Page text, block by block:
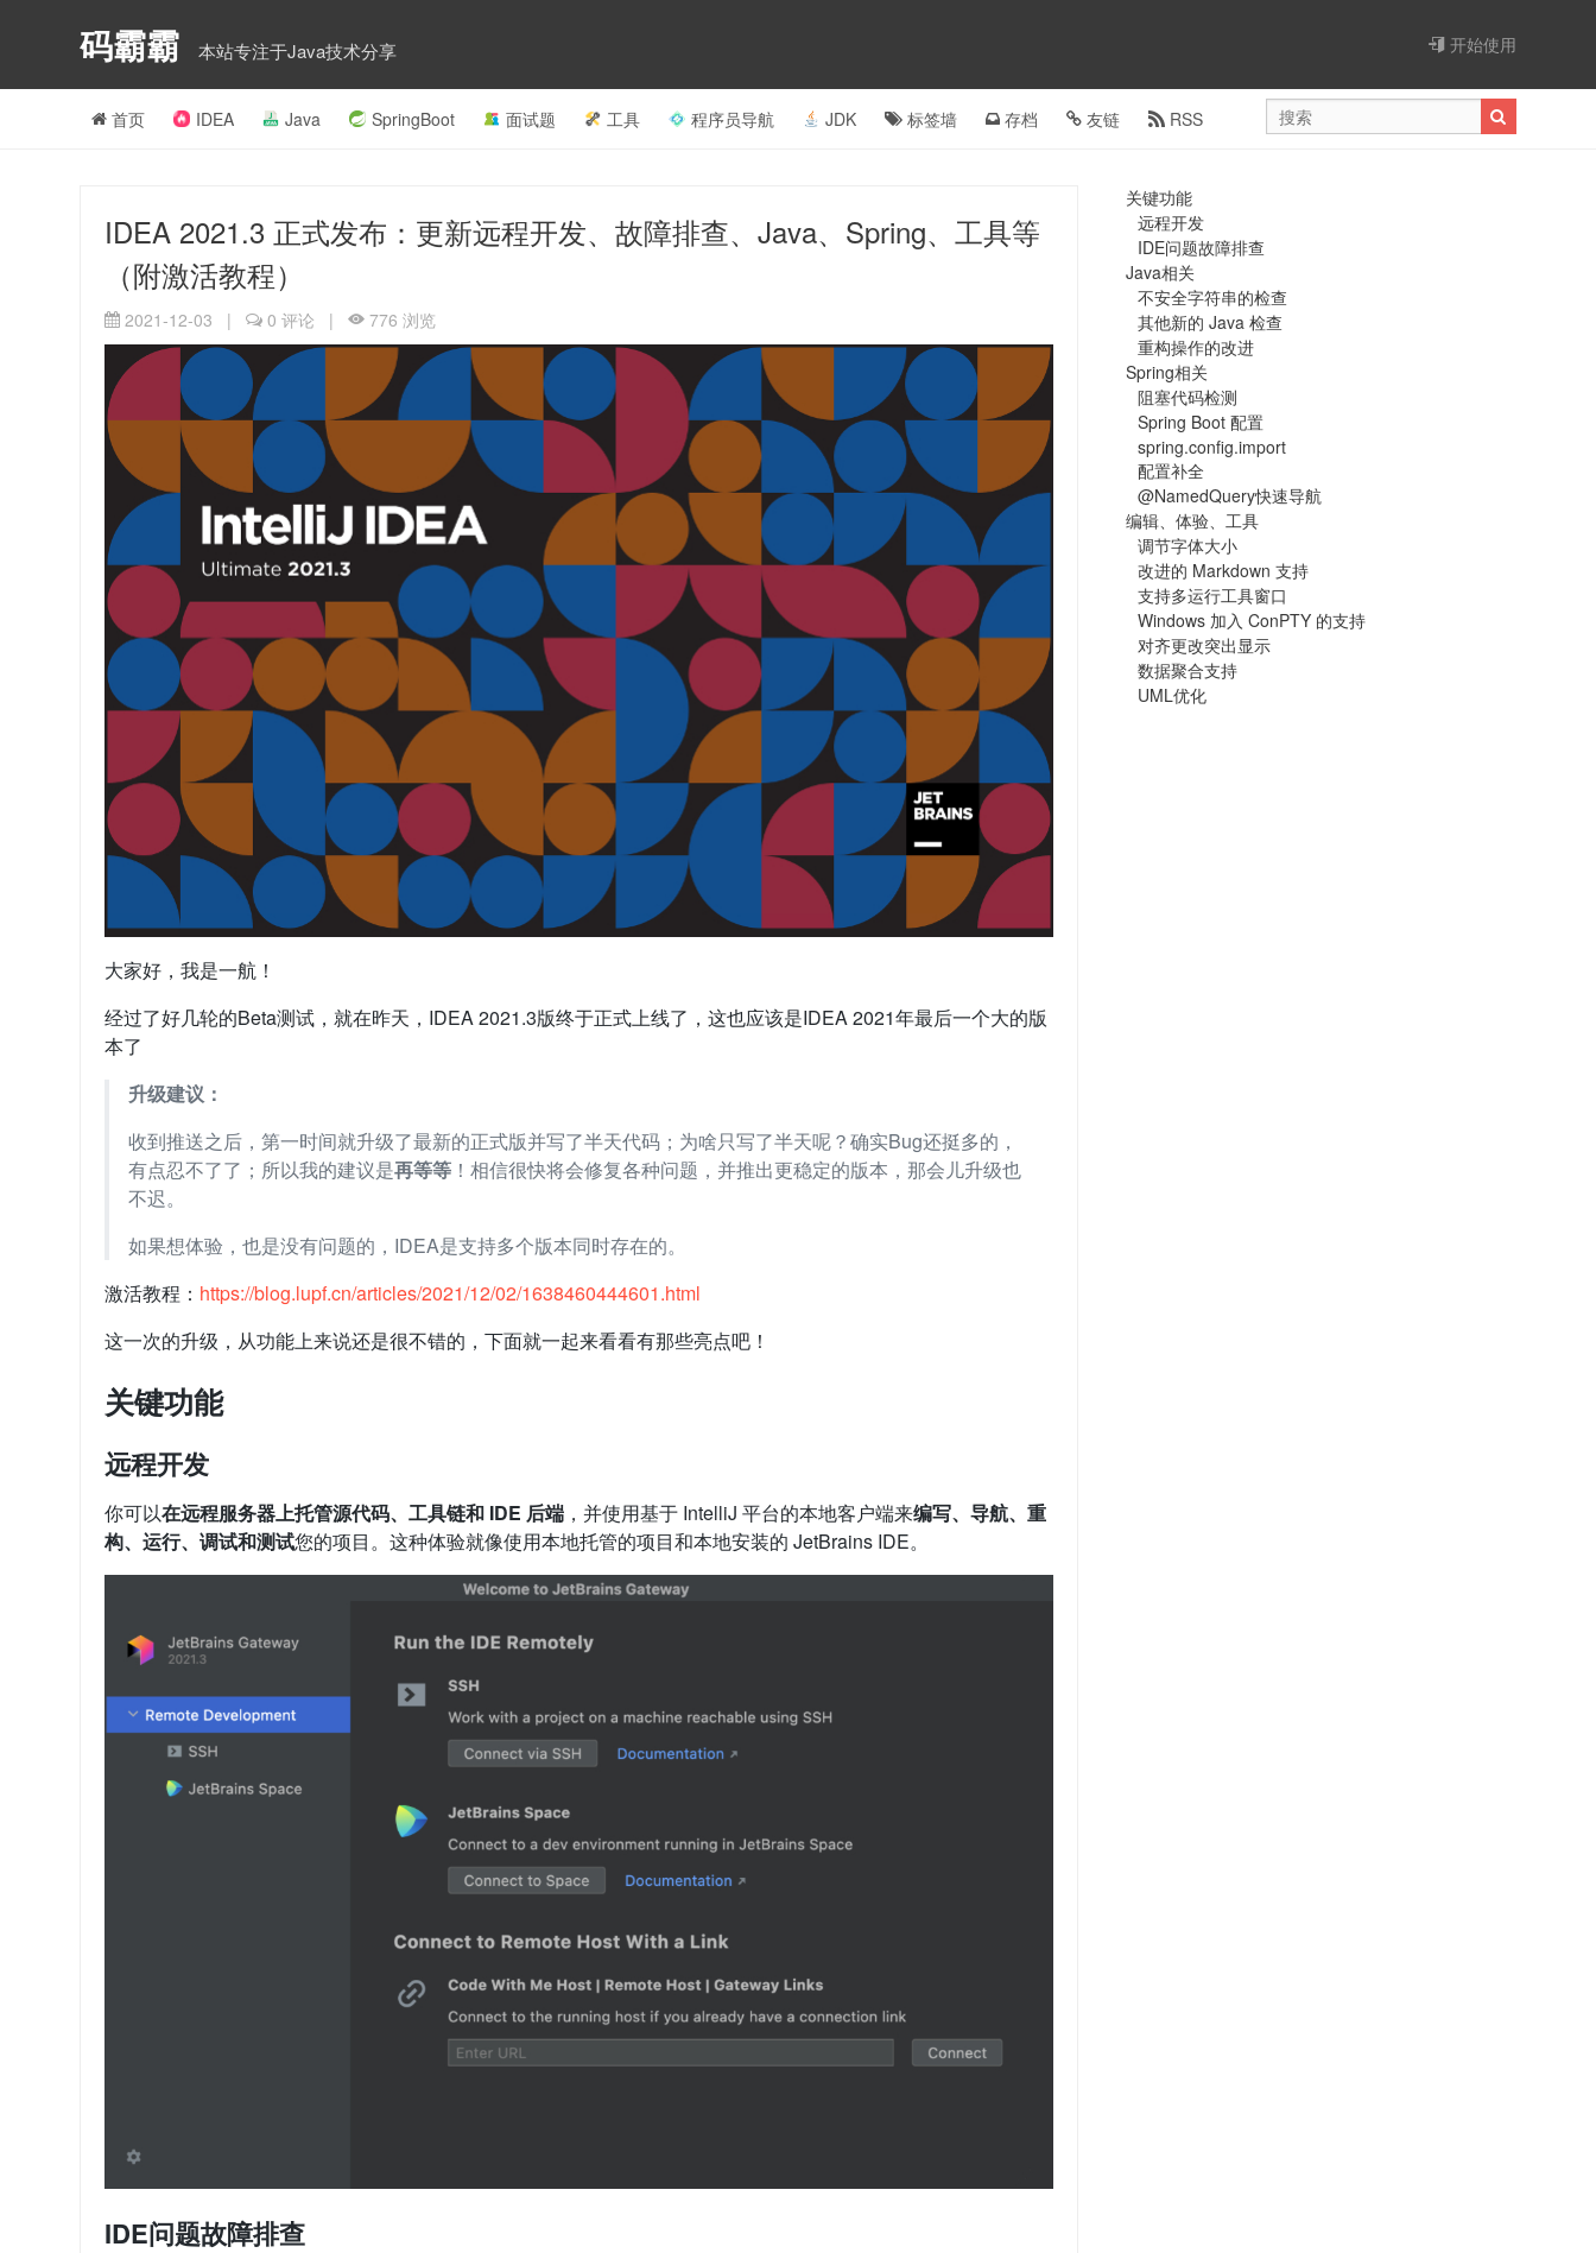
码霸霸 本站专注于Java技术分享 开始使用
首页 IDEA Java SpringBoot 面试题 工具 程序员导航 JDK 标签墙 存档 友链 RSS
IDEA 2021.3 正式发布：更新远程开发、故障排查、Java、Spring、工具等
（附激活教程）
2021-12-03 | 0 评论 | 776 浏览
大家好，我是一航！
经过了好几轮的Beta测试，就在昨天，IDEA 2021.3版终于正式上线了，这也应该是IDEA 2021年最后一个大的版
本了
升级建议：
收到推送之后，第一时间就升级了最新的正式版并写了半天代码；为啥只写了半天呢？确实Bug还挺多的，
有点忍不了了；所以我的建议是再等等 ！相信很快将会修复各种问题，并推出更稳定的版本，那会儿升级也
不迟。
如果想体验，也是没有问题的，IDEA是支持多个版本同时存在的。
激活教程： https://blog.lupf.cn/articles/2021/12/02/1638460444601.html
这一次的升级，从功能上来说还是很不错的，下面就一起来看看有那些亮点吧！
关键功能
远程开发
你可以在远程服务器上托管源代码、工具链和 IDE 后端 ，并使用基于 IntelliJ 平台的本地客户端来编写、导航、重
构、运行、调试和测试您的项目。这种体验就像使用本地托管的项目和本地安装的 JetBrains IDE。
IDE问题故障排查
关键功能
远程开发
IDE问题故障排查
Java相关
不安全字符串的检查
其他新的 Java 检查
重构操作的改进
Spring相关
阻塞代码检测
Spring Boot 配置
spring.config.import
配置补全
@NamedQuery快速导航
编辑、体验、工具
调节字体大小
改进的 Markdown 支持
支持多运行工具窗口
Windows 加入 ConPTY 的支持
对齐更改突出显示
数据聚合支持
UML优化